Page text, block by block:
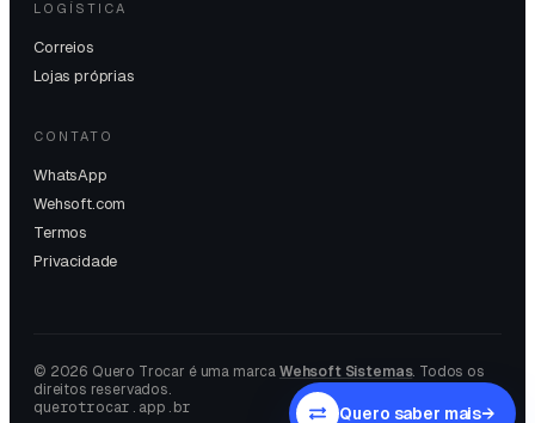
LOGÍSTICA
Correios
Lojas próprias
CONTATO
WhatsApp
Wehsoft.com
Termos
Privacidade
© 2026 Quero Trocar é uma marca Wehsoft Sistemas. Todos os
direitos reservados.
querotrocar.app.br
Quero saber mais→